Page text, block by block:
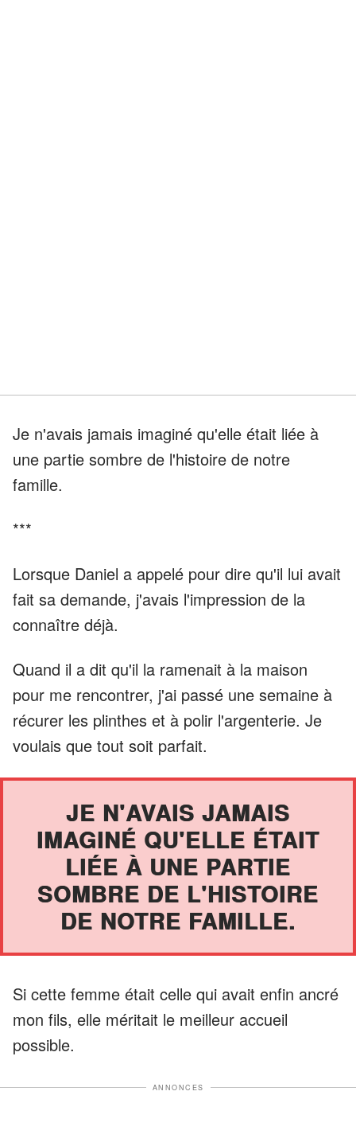
Je n'avais jamais imaginé qu'elle était liée à
une partie sombre de l'histoire de notre
famille.
***
Lorsque Daniel a appelé pour dire qu'il lui avait
fait sa demande, j'avais l'impression de la
connaître déjà.
Quand il a dit qu'il la ramenait à la maison
pour me rencontrer, j'ai passé une semaine à
récurer les plinthes et à polir l'argenterie. Je
voulais que tout soit parfait.
JE N'AVAIS JAMAIS
IMAGINÉ QU'ELLE ÉTAIT
LIÉE À UNE PARTIE
SOMBRE DE L'HISTOIRE
DE NOTRE FAMILLE.
Si cette femme était celle qui avait enfin ancré
mon fils, elle méritait le meilleur accueil
possible.
ANNONCES